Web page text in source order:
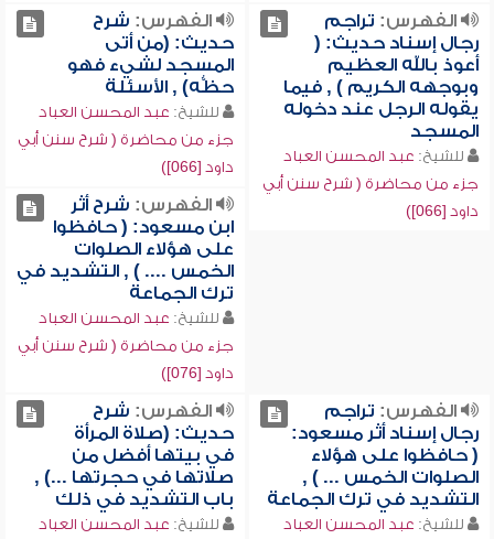
الفهرس: تراجم
رجال إسناد حديث: (
أعوذ بالله العظيم
وبوجهه الكريم ) , فيما
يقوله الرجل عند دخوله
المسجد
للشيخ: عبد المحسن العباد
جزء من محاضرة ( شرح سنن أبي
داود [066])
الفهرس: شرح
حديث: (من أتى
المسجد لشيء فهو
حظُّه) , الأسئلة
للشيخ: عبد المحسن العباد
جزء من محاضرة ( شرح سنن أبي
داود [066])
الفهرس: شرح أثر
ابن مسعود: ( حافظوا
على هؤلاء الصلوات
الخمس .... ) , التشديد في
ترك الجماعة
للشيخ: عبد المحسن العباد
جزء من محاضرة ( شرح سنن أبي
داود [076])
الفهرس: تراجم
رجال إسناد أثر مسعود:
( حافظوا على هؤلاء
الصلوات الخمس ... ) ,
التشديد في ترك الجماعة
للشيخ: عبد المحسن العباد
الفهرس: شرح
حديث: (صلاة المرأة
في بيتها أفضل من
صلاتها في حجرتها ...) ,
باب التشديد في ذلك
للشيخ: عبد المحسن العباد